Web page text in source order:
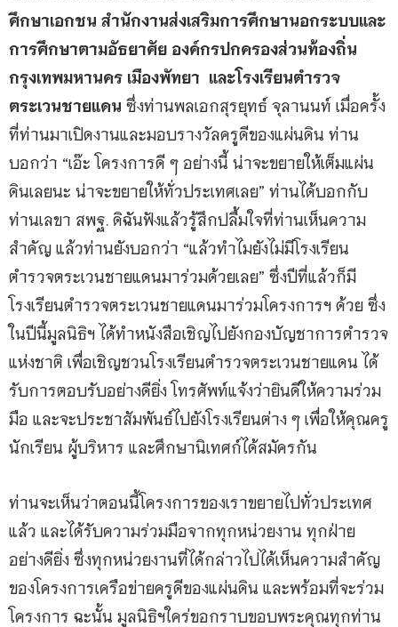
ศึกษาเอกชน สำนักงานส่งเสริมการศึกษานอกระบบและ
การศึกษาตามอัธยาศัย องค์กรปกครองส่วนท้องถิ่น
กรุงเทพมหานคร เมืองพัทยา และโรงเรียนตำรวจ
ตระเวนชายแดน ซึ่งท่านพลเอกสุรยุทธ์ จุลานนท์ เมื่อครั้ง
ที่ท่านมาเปิดงานและมอบรางวัลครูดีของแผ่นดิน ท่าน
บอกว่า “เอ๊ะ โครงการดี ๆ อย่างนี้ น่าจะขยายให้เต็มแผ่น
ดินเลยนะ น่าจะขยายให้ทั่วประเทศเลย” ท่านได้บอกกับ
ท่านเลขา สพฐ. ดิฉันฟังแล้วรู้สึกปลื้มใจที่ท่านเห็นความ
สำคัญ แล้วท่านยังบอกว่า “แล้วทำไมยังไม่มีโรงเรียน
ตำรวจตระเวนชายแดนมาร่วมด้วยเลย” ซึ่งปีที่แล้วก็มี
โรงเรียนตำรวจตระเวนชายแดนมาร่วมโครงการฯ ด้วย ซึ่ง
ในปีนี้มูลนิธิฯ ได้ทำหนังสือเชิญไปยังกองบัญชาการตำรวจ
แห่งชาติ เพื่อเชิญชวนโรงเรียนตำรวจตระเวนชายแดน ได้
รับการตอบรับอย่างดียิ่ง โทรศัพท์แจ้งว่ายินดีให้ความร่วม
มือ และจะประชาสัมพันธ์ไปยังโรงเรียนต่าง ๆ เพื่อให้คุณครู
นักเรียน ผู้บริหาร และศึกษานิเทศก์ได้สมัครกัน
ท่านจะเห็นว่าตอนนี้โครงการของเราขยายไปทั่วประเทศ
แล้ว และได้รับความร่วมมือจากทุกหน่วยงาน ทุกฝ่าย
อย่างดียิ่ง ซึ่งทุกหน่วยงานที่ได้กล่าวไปได้เห็นความสำคัญ
ของโครงการเครือข่ายครูดีของแผ่นดิน และพร้อมที่จะร่วม
โครงการ ฉะนั้น มูลนิธิฯใคร่ขอกราบขอบพระคุณทุกท่าน